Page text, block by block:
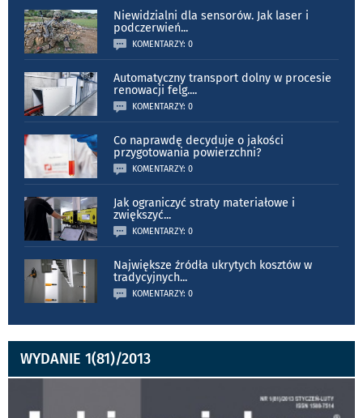
Niewidzialni dla sensorów. Jak laser i
podczerwień...
KOMENTARZY: 0
Automatyczny transport dolny w procesie
renowacji felg....
KOMENTARZY: 0
Co naprawdę decyduje o jakości
przygotowania powierzchni?
KOMENTARZY: 0
Jak ograniczyć straty materiałowe i
zwiększyć...
KOMENTARZY: 0
Największe źródła ukrytych kosztów w
tradycyjnych...
KOMENTARZY: 0
WYDANIE 1(81)/2013